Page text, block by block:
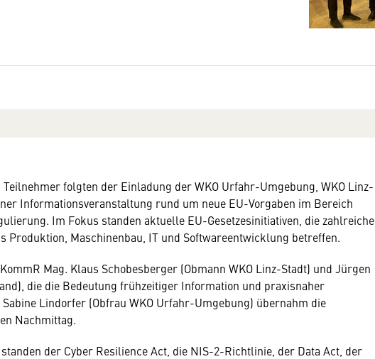
folgten der Einladung der WKO Urfahr-Umgebung, WKO Linz-
Informationsveranstaltung rund um neue EU-Vorgaben im Bereich
Im Fokus standen aktuelle EU-Gesetzesinitiativen, die zahlreiche
Produktion, Maschinenbau, IT und Softwareentwicklung betreffen.
Mag. Klaus Schobesberger (Obmann WKO Linz-Stadt) und Jürgen
die die Bedeutung frühzeitiger Information und praxisnaher
Lindorfer (Obfrau WKO Urfahr-Umgebung) übernahm die
Nachmittag.
der Cyber Resilience Act, die NIS-2-Richtlinie, der Data Act, der